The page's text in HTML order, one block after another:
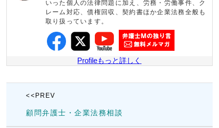
いった個人の法律問題に加え、労務・労働事件、ク
レーム対応、債権回収、契約書ほか企業法務全般も
取り扱っています。
Profileもっと詳しく
<<PREV
顧問弁護士・企業法務相談